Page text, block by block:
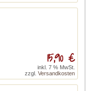
15,90 €
inkl. 7 % MwSt.
zzgl. Versandkosten